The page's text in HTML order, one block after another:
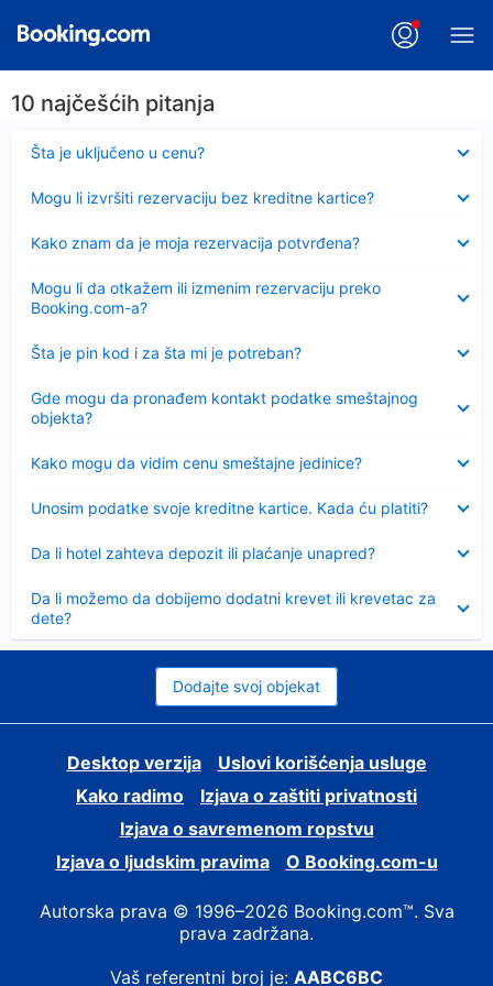
10 najčešćih pitanja
Šta je uključeno u cenu?
Sažeto
Mogu li izvršiti rezervaciju bez kreditne kartice?
Kako znam da je moja rezervacija potvrđena?
Mogu li da otkažem ili izmenim rezervaciju preko
Booking.com-a?
Šta je pin kod i za šta mi je potreban?
Sažeto
Gde mogu da pronađem kontakt podatke smeštajnog
objekta?
Kako mogu da vidim cenu smeštajne jedinice?
Unosim podatke svoje kreditne kartice. Kada ću platiti?
Da li hotel zahteva depozit ili plaćanje unapred?
Da li možemo da dobijemo dodatni krevet ili krevetac za
dete?
Dodajte svoj objekat
Desktop verzija
Uslovi korišćenja usluge
Kako radimo
Izjava o zaštiti privatnosti
Izjava o savremenom ropstvu
Izjava o ljudskim pravima
О Booking.com-u
Autorska prava © 1996–2026 Booking.com™. Sva
prava zadržana.
Vaš referentni broj je: AABC6BC